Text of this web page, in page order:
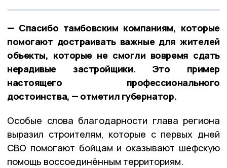
— Спасибо тамбовским компаниям, которые
помогают достраивать важные для жителей
объекты, которые не смогли вовремя сдать
нерадивые застройщики. Это пример
настоящего профессионального
достоинства, — отметил губернатор.
Особые слова благодарности глава региона
выразил строителям, которые с первых дней
СВО помогают бойцам и оказывают шефскую
помощь воссоединённым территориям.